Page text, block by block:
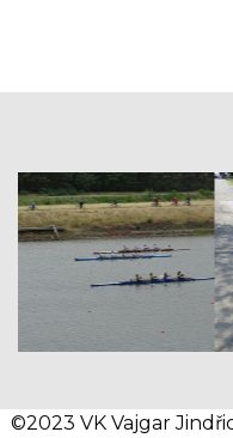
©2023 VK Vajgar